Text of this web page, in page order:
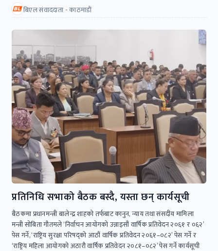
बिएल संवाददाता - काठमाडाैं
प्रतिनिधि सभाको बैठक बस्दै, यस्ता छन् कार्यसूची
बैठकमा प्रधानमन्त्री बालेन्द्र शाहको तर्फबाट कानुन, न्याय तथा संसदीय मामिला
मन्त्री सोबिता गौतमले ‘निर्वाचन आयोगको उन्नाइसौं वार्षिक प्रतिवेदन २०६१ र ०६२’
पेस गर्ने, ‘राष्ट्रिय सुरक्षा परिषद्को आठौं वार्षिक प्रतिवेदन २०६१–०८२’ पेस गर्ने र
‘राष्ट्रिय महिला आयोगको अठारौ वार्षिक प्रतिवेदन २०८१–०८२’ पेस गर्ने कार्यसूची